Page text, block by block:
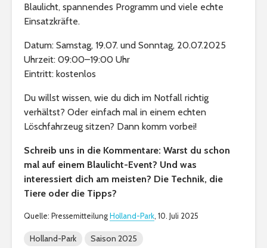
Blaulicht, spannendes Programm und viele echte
Einsatzkräfte.
Datum: Samstag, 19.07. und Sonntag, 20.07.2025
Uhrzeit: 09:00–19:00 Uhr
Eintritt: kostenlos
Du willst wissen, wie du dich im Notfall richtig
verhältst? Oder einfach mal in einem echten
Löschfahrzeug sitzen? Dann komm vorbei!
Schreib uns in die Kommentare: Warst du schon
mal auf einem Blaulicht-Event? Und was
interessiert dich am meisten? Die Technik, die
Tiere oder die Tipps?
Quelle: Pressemitteilung Holland-Park, 10. Juli 2025
Holland-Park Saison 2025